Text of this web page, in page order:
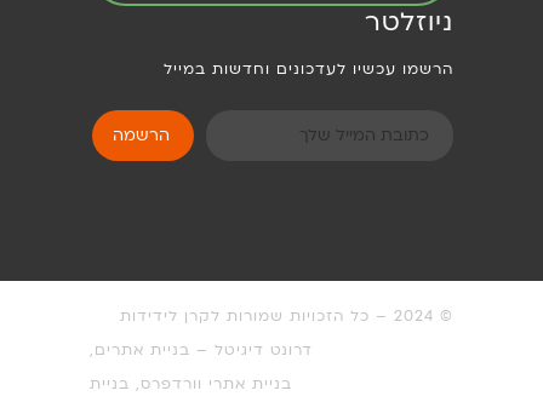
ניוזלטר
הרשמו עכשיו לעדכונים וחדשות במייל
© 2024 – כל הזכויות שמורות לקרן לידידות
דרונט דיגיטל – בניית אתרים,
בניית אתרי וורדפרס, בניית